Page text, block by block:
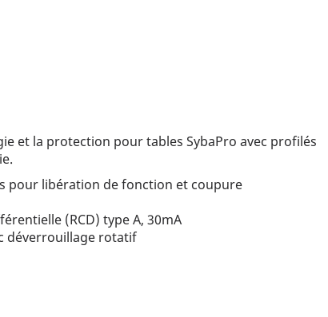
et la protection pour tables SybaPro avec profilés
pour libération de fonction et coupure
(RCD) type A, 30mA
déverrouillage rotatif